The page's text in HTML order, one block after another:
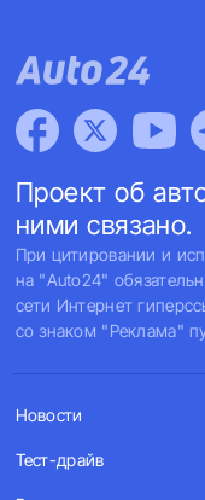
Проект об
ними связано.
При цитировании и
на "Auto24"
сети Интернет
со знаком "Реклама"
Новости
Тест-драйв